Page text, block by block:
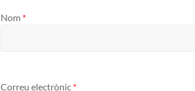
Nom *
Correu electrònic *